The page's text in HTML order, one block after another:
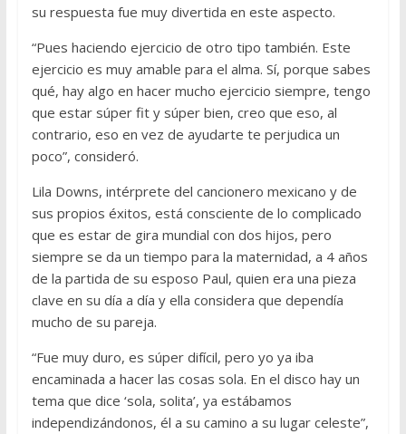
su respuesta fue muy divertida en este aspecto.
“Pues haciendo ejercicio de otro tipo también. Este
ejercicio es muy amable para el alma. Sí, porque sabes
qué, hay algo en hacer mucho ejercicio siempre, tengo
que estar súper fit y súper bien, creo que eso, al
contrario, eso en vez de ayudarte te perjudica un
poco”, consideró.
Lila Downs, intérprete del cancionero mexicano y de
sus propios éxitos, está consciente de lo complicado
que es estar de gira mundial con dos hijos, pero
siempre se da un tiempo para la maternidad, a 4 años
de la partida de su esposo Paul, quien era una pieza
clave en su día a día y ella considera que dependía
mucho de su pareja.
“Fue muy duro, es súper difícil, pero yo ya iba
encaminada a hacer las cosas sola. En el disco hay un
tema que dice ‘sola, solita’, ya estábamos
independizándonos, él a su camino a su lugar celeste”,